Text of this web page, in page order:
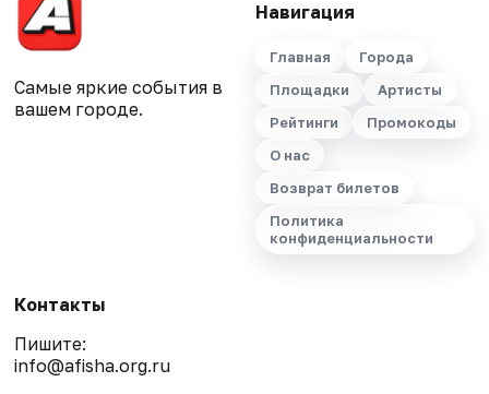
Самые яркие события в
вашем городе.
Навигация
Главная
Города
Площадки
Артисты
Рейтинги
Промокоды
О нас
Возврат билетов
Политика
конфиденциальности
Контакты
Пишите:
info@afisha.org.ru